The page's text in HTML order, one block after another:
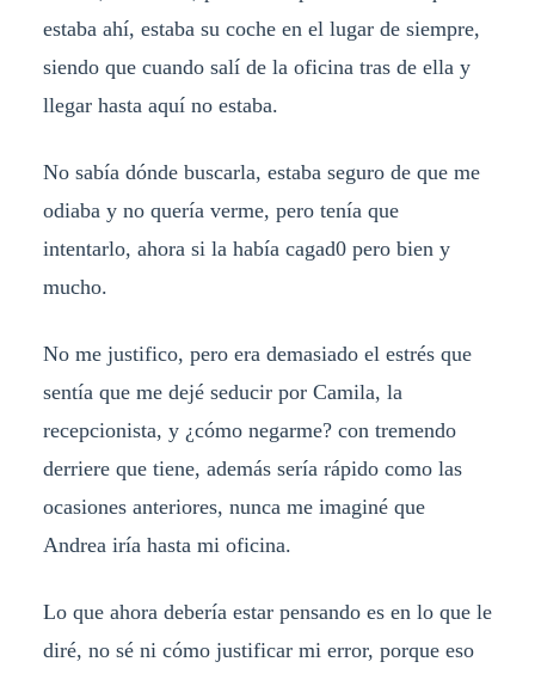
estaba ahí, estaba su coche en el lugar de siempre,
siendo que cuando salí de la oficina tras de ella y
llegar hasta aquí no estaba.
No sabía dónde buscarla, estaba seguro de que me
odiaba y no quería verme, pero tenía que
intentarlo, ahora si la había cagad0 pero bien y
mucho.
No me justifico, pero era demasiado el estrés que
sentía que me dejé seducir por Camila, la
recepcionista, y ¿cómo negarme? con tremendo
derriere que tiene, además sería rápido como las
ocasiones anteriores, nunca me imaginé que
Andrea iría hasta mi oficina.
Lo que ahora debería estar pensando es en lo que le
diré, no sé ni cómo justificar mi error, porque eso